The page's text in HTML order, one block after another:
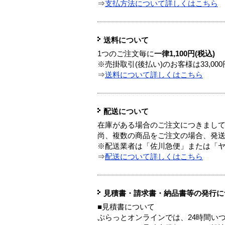
⇒支払方法について詳しくはこちら
送料について
1つのご注文毎に一律1,100円(税込)
※売掛取引(後払い)のお客様は
⇒送料について詳しくはこちら
配送について
在庫がある場合のご注文につきまし
尚、複数の商品をご注文の場合、発
※配送業者は「佐川急便」または「
⇒配送について詳しくはこちら
見積書・請求書・納品書等の発行
■見積書について
ぷらっとオンラインでは、24時間い